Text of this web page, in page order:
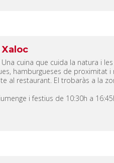
Una cuina que cuida la natura i les
hamburgueses de proximitat i
al restaurant. El trobaràs a la
i festius de 10:30h a